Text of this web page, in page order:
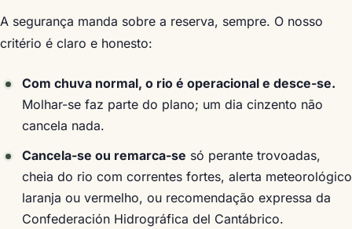
A segurança manda sobre a reserva, sempre. O nosso
critério é claro e honesto:
Com chuva normal, o rio é operacional e desce-se.
Molhar-se faz parte do plano; um dia cinzento não
cancela nada.
Cancela-se ou remarca-se só perante trovoadas,
cheia do rio com correntes fortes, alerta meteorológico
laranja ou vermelho, ou recomendação expressa da
Confederación Hidrográfica del Cantábrico.